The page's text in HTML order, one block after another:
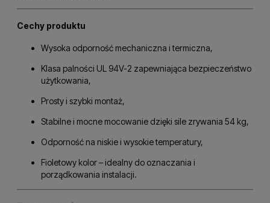
Cechy produktu
Wysoka odporność mechaniczna i termiczna,
Klasa palności UL 94V-2 zapewniająca bezpieczeństwo
użytkowania,
Prosty i szybki montaż,
Stabilne i mocne mocowanie dzięki sile zrywania 54 kg,
Odporność na niskie i wysokie temperatury,
Fioletowy kolor – idealny do oznaczania i
porządkowania instalacji.